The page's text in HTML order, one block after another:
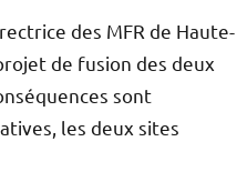
des MFR de Haute-
de fusion des deux
sont
les deux sites